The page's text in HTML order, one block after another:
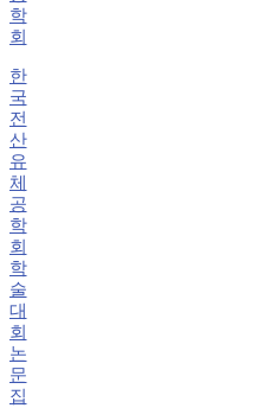
학
회
한
국
전
산
유
체
공
학
회
학
술
대
회
논
문
집